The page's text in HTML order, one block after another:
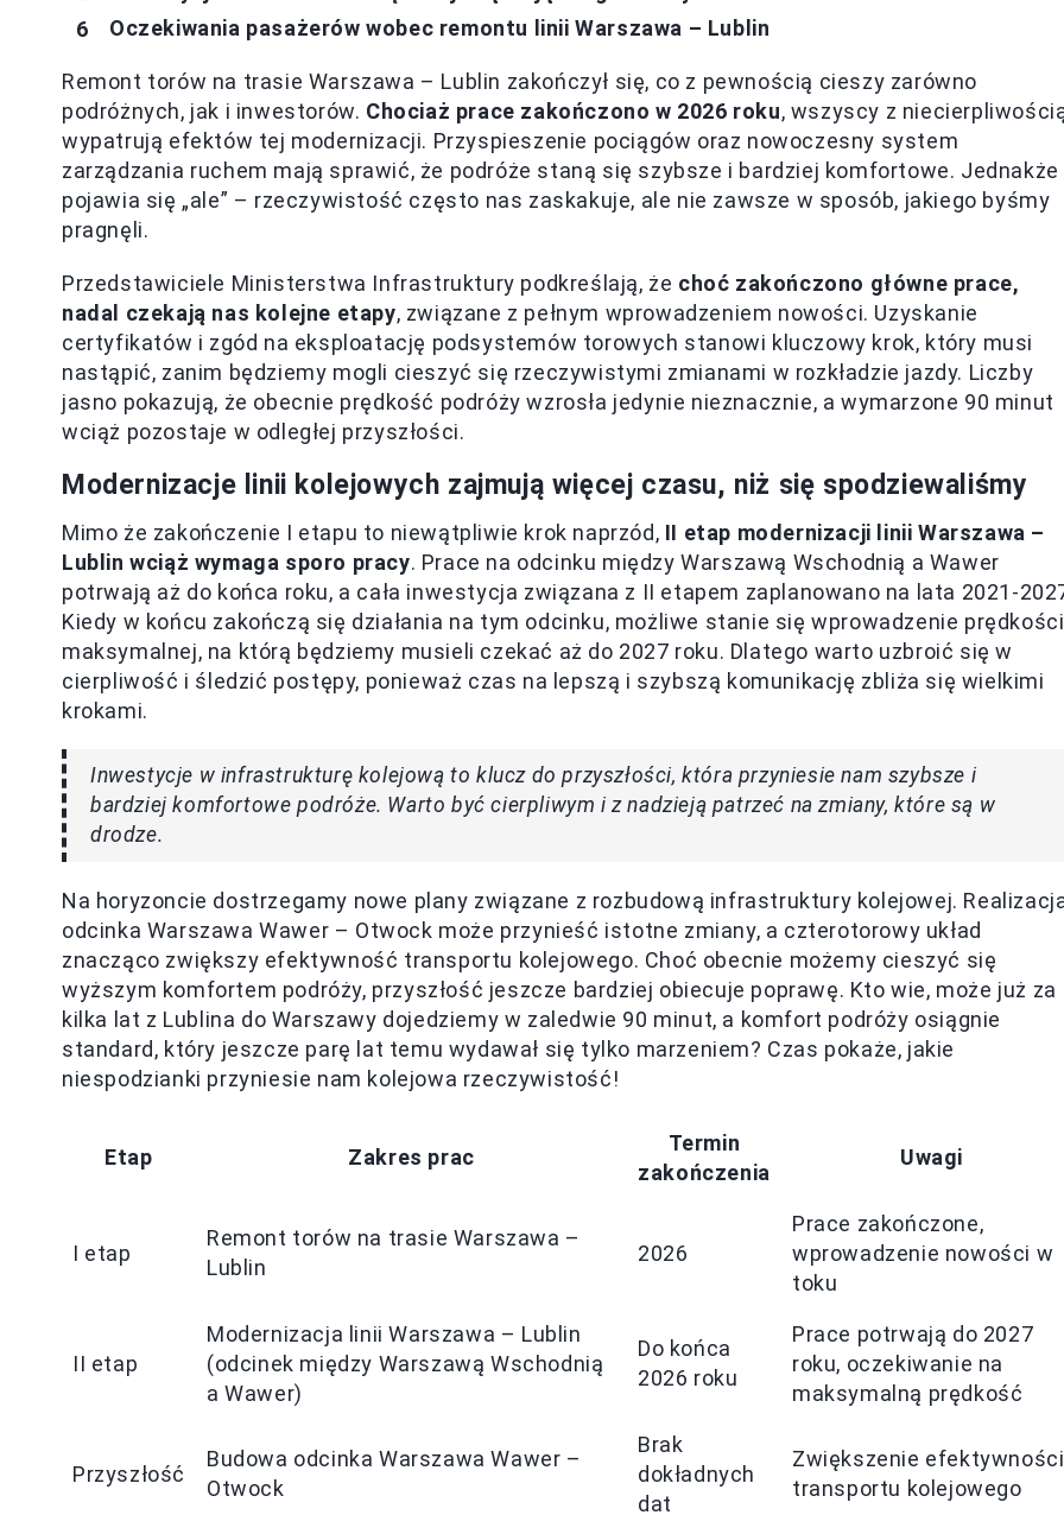
Oczekiwania pasażerów wobec remontu linii Warszawa – Lublin
Remont torów na trasie Warszawa – Lublin zakończył się, co z pewnością cieszy zarówno
podróżnych, jak i inwestorów. Chociaż prace zakończono w 2026 roku, wszyscy z
wypatrują efektów tej modernizacji. Przyspieszenie pociągów oraz nowoczesny system
zarządzania ruchem mają sprawić, że podróże staną się szybsze i bardziej komfortowe. Jednakże
pojawia się „ale” – rzeczywistość często nas zaskakuje, ale nie zawsze w sposób, jakiego byśmy
pragnęli.
Przedstawiciele Ministerstwa Infrastruktury podkreślają, że choć zakończono główne prace,
nadal czekają nas kolejne etapy, związane z pełnym wprowadzeniem nowości. Uzyskanie
certyfikatów i zgód na eksploatację podsystemów torowych stanowi kluczowy krok, który musi
nastąpić, zanim będziemy mogli cieszyć się rzeczywistymi zmianami w rozkładzie jazdy. Liczby
jasno pokazują, że obecnie prędkość podróży wzrosła jedynie nieznacznie, a wymarzone 90 minut
wciąż pozostaje w odległej przyszłości.
Modernizacje linii kolejowych zajmują więcej czasu, niż się spodziewaliśmy
Mimo że zakończenie I etapu to niewątpliwie krok naprzód, II etap modernizacji linii Warszawa –
Lublin wciąż wymaga sporo pracy. Prace na odcinku między Warszawą Wschodnią a Wawer
potrwają aż do końca roku, a cała inwestycja związana z II etapem zaplanowano na lata 2021-
Kiedy w końcu zakończą się działania na tym odcinku, możliwe stanie się wprowadzenie prędkości
maksymalnej, na którą będziemy musieli czekać aż do 2027 roku. Dlatego warto uzbroić się w
cierpliwość i śledzić postępy, ponieważ czas na lepszą i szybszą komunikację zbliża się wielkimi
krokami.
Inwestycje w infrastrukturę kolejową to klucz do przyszłości, która przyniesie nam szybsze i
bardziej komfortowe podróże. Warto być cierpliwym i z nadzieją patrzeć na zmiany, które są w
drodze.
Na horyzoncie dostrzegamy nowe plany związane z rozbudową infrastruktury kolejowej.
odcinka Warszawa Wawer – Otwock może przynieść istotne zmiany, a czterotorowy układ
znacząco zwiększy efektywność transportu kolejowego. Choć obecnie możemy cieszyć się
wyższym komfortem podróży, przyszłość jeszcze bardziej obiecuje poprawę. Kto wie, może już za
kilka lat z Lublina do Warszawy dojedziemy w zaledwie 90 minut, a komfort podróży osiągnie
standard, który jeszcze parę lat temu wydawał się tylko marzeniem? Czas pokaże, jakie
niespodzianki przyniesie nam kolejowa rzeczywistość!
Etap Zakres prac
Termin
zakończenia
Uwagi
I etap
Remont torów na trasie Warszawa –
Lublin
2026
Prace zakończone,
wprowadzenie nowości w
toku
II etap
Modernizacja linii Warszawa – Lublin
(odcinek między Warszawą Wschodnią
a Wawer)
Do końca
2026 roku
Prace potrwają do 2027
roku, oczekiwanie na
maksymalną prędkość
Przyszłość
Budowa odcinka Warszawa Wawer –
Otwock
Brak
dokładnych
dat
Zwiększenie efektywności
transportu kolejowego